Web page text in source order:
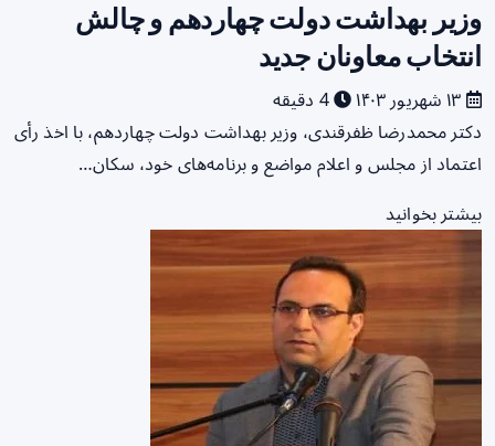
وزیر بهداشت دولت چهاردهم و چالش
انتخاب معاونان جدید
4 دقیقه
دکتر محمدرضا ظفرقندی، وزیر بهداشت دولت چهاردهم، با اخذ رأی
اعتماد از مجلس و اعلام مواضع و برنامه‌های خود، سکان…
بیشتر بخوانید